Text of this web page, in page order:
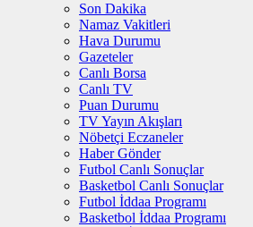
Son Dakika
Namaz Vakitleri
Hava Durumu
Gazeteler
Canlı Borsa
Canlı TV
Puan Durumu
TV Yayın Akışları
Nöbetçi Eczaneler
Haber Gönder
Futbol Canlı Sonuçlar
Basketbol Canlı Sonuçlar
Futbol İddaa Programı
Basketbol İddaa Programı